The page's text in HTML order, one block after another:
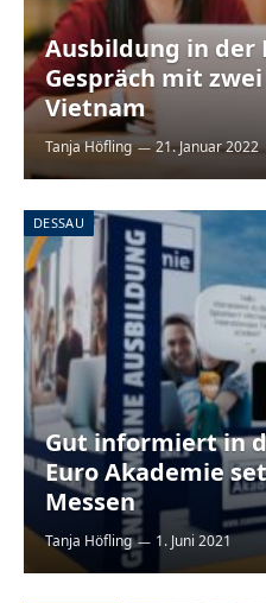
Ausbildung in der
Gespräch mit
Vietnam
Tanja Höfling 21. Januar 2022
DESSAU
Gut informiert in
Euro Akademie
Messen
Tanja Höfling 1. Juni 2021